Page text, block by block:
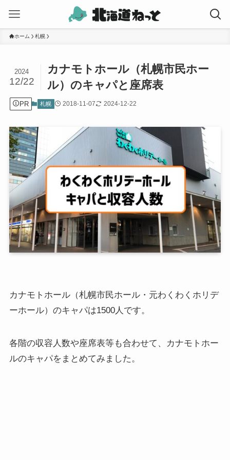
ホーム 札幌
カナモトホール（札幌市民ホー
ル）のキャパと座席表
2024
12/22
PR 札幌 2018-11-07 2024-12-22
カナモトホール（札幌市民ホール・元わくわくホリデ
ーホール）のキャパは1500人です。
各階の収容人数や座席表等も合わせて、カナモトホー
ルのキャパをまとめてみました。